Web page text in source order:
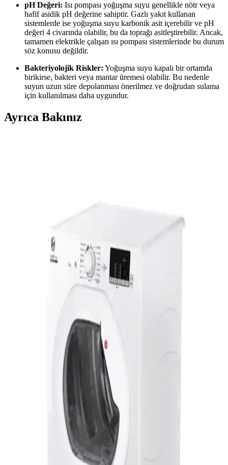
pH Değeri: Isı pompası yoğuşma suyu genellikle nötr veya
hafif asidik pH değerine sahiptir. Gazlı yakıt kullanan
sistemlerde ise yoğuşma suyu karbonik asit içerebilir ve pH
değeri 4 civarında olabilir, bu da toprağı asitleştirebilir. Ancak,
tamamen elektrikle çalışan ısı pompası sistemlerinde bu durum
söz konusu değildir.
Bakteriyolojik Riskler: Yoğuşma suyu kapalı bir ortamda
birikirse, bakteri veya mantar üremesi olabilir. Bu nedenle
suyun uzun süre depolanması önerilmez ve doğrudan sulama
için kullanılması daha uygundur.
Ayrıca Bakınız
Enerji Verimli ve Ekonomik Isıtıcı Çözümleri:
Enerji maliyetlerini düşüren ve çevre dostu ısıtıcılar ev ve iş
yerlerinde tercih ediliyor. Teknolojik gelişmelerle tasarruf ve
güvenlik ön planda, uygun modellerle sürdürülebilir ısıtma
Profilo KM9611CTR 9 kg Isı Pompalı Çamaşır
Profilo KM9611CTR, 9 kg kapasite ve enerji tasarruflu ısı pompalı
teknolojisiyle öne çıkan, kullanıcı memnuniyetini artıran modern
çamaşır kurutma makinesidir.
Demirdöküm Maxiair 10 kW Isı Pompası: Verimli
ve Çevre Dostu Isıtma Çözümü
Demirdöküm Maxiair ısı pompası, 10 kW güç ve A++ enerji sınıfı
ile yüksek performans, çevre dostu özellikler ve çift fonksiyonlu
kullanım sunar. Kolay kurulum ve sürdürülebilir enerji çözümleriyle
Demirdöküm Maxiair 16 Kw Isı Pompası: Enerji
Verimli ve Çevre Dostu Çözüm